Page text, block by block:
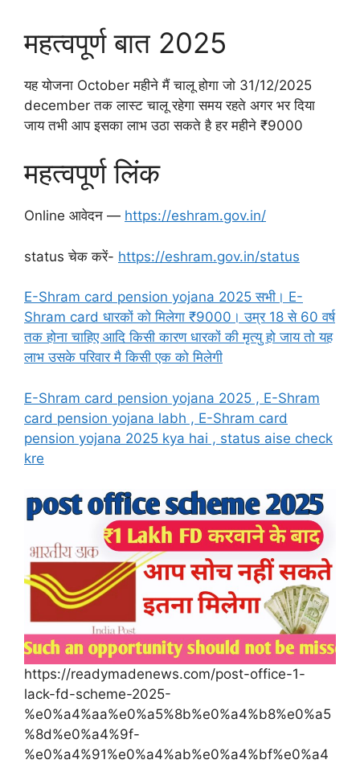
महत्वपूर्ण बात 2025
यह योजना October महीने मैं चालू होगा जो 31/12/2025
december तक लास्ट चालू रहेगा समय रहते अगर भर दिया
जाय तभी आप इसका लाभ उठा सकते है हर महीने ₹9000
महत्वपूर्ण लिंक
Online आवेदन — https://eshram.gov.in/
status चेक करें- https://eshram.gov.in/status
E-Shram card pension yojana 2025 सभी। E-
Shram card धारकों को मिलेगा ₹9000। उम्र 18 से 60 वर्ष
तक होना चाहिए आदि किसी कारण धारकों की मृत्यु हो जाय तो यह
लाभ उसके परिवार मै किसी एक को मिलेगी
E-Shram card pension yojana 2025 , E-Shram
card pension yojana labh , E-Shram card
pension yojana 2025 kya hai , status aise check
kre
https://readymadenews.com/post-office-1-
lack-fd-scheme-2025-
%e0%a4%aa%e0%a5%8b%e0%a4%b8%e0%a5
%8d%e0%a4%9f-
%e0%a4%91%e0%a4%ab%e0%a4%bf%e0%a4